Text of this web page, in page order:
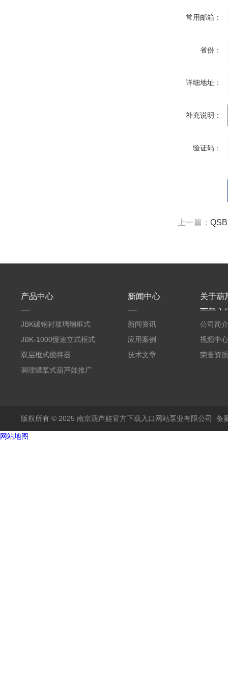
常用邮箱：
省份：
详细地址：
补充说明：
验证码：
上一篇：
产品中心
JBK碳钢衬玻璃钢框式
葫芦娃推广二维码邀请
码
JBK-1000慢速立式框式
葫芦娃推广二维码邀请
码
双层框式搅拌器
调理罐桨式葫芦娃推广
新闻中心
新闻资讯
应用案例
技术文章
关于葫
下载入
公司简介
视频中心
荣誉资质
版权所有 © 2025 南京葫芦娃官方下载入口网站泵业有限公司 备
网站地图